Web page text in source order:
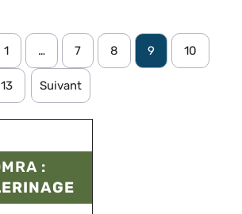
1 … 7 8 9 10
13 Suivant
: